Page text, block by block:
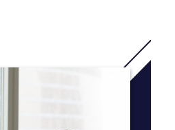
thông qua chương trình lớp học bổ
trong cả năm khi ham gia vào: